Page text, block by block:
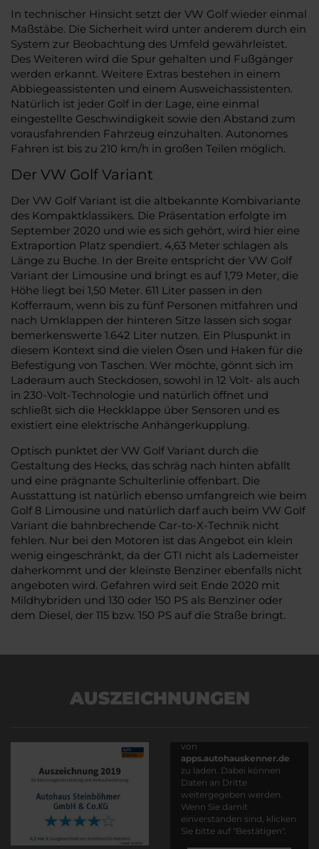
In technischer Hinsicht setzt der VW Golf wieder einmal
Maßstäbe. Die Sicherheit wird unter anderem durch ein
System zur Beobachtung des Umfeld gewährleistet.
Des Weiteren wird die Spur gehalten und Fußgänger
werden erkannt. Weitere Extras bestehen in einem
Abbiegeassistenten und einem Ausweichassistenten.
Natürlich ist jeder Golf in der Lage, eine einmal
eingestellte Geschwindigkeit sowie den Abstand zum
vorausfahrenden Fahrzeug einzuhalten. Autonomes
Fahren ist bis zu 210 km/h in großen Teilen möglich.
Der VW Golf Variant
Der VW Golf Variant ist die altbekannte Kombivariante
des Kompaktklassikers. Die Präsentation erfolgte im
September 2020 und wie es sich gehört, wird hier eine
Extraportion Platz spendiert. 4,63 Meter schlagen als
Länge zu Buche. In der Breite entspricht der VW Golf
Variant der Limousine und bringt es auf 1,79 Meter, die
Höhe liegt bei 1,50 Meter. 611 Liter passen in den
Kofferraum, wenn bis zu fünf Personen mitfahren und
nach Umklappen der hinteren Sitze lassen sich sogar
bemerkenswerte 1.642 Liter nutzen. Ein Pluspunkt in
diesem Kontext sind die vielen Ösen und Haken für die
Befestigung von Taschen. Wer möchte, gönnt sich im
Laderaum auch Steckdosen, sowohl in 12 Volt- als auch
in 230-Volt-Technologie und natürlich öffnet und
schließt sich die Heckklappe über Sensoren und es
existiert eine elektrische Anhängerkupplung.
Optisch punktet der VW Golf Variant durch die
Gestaltung des Hecks, das schräg nach hinten abfällt
und eine prägnante Schulterlinie offenbart. Die
Ausstattung ist natürlich ebenso umfangreich wie beim
Golf 8 Limousine und natürlich darf auch beim VW Golf
Variant die bahnbrechende Car-to-X-Technik nicht
fehlen. Nur bei den Motoren ist das Angebot ein klein
wenig eingeschränkt, da der GTI nicht als Lademeister
daherkommt und der kleinste Benziner ebenfalls nicht
angeboten wird. Gefahren wird seit Ende 2020 mit
Mildhybriden und 130 oder 150 PS als Benziner oder
dem Diesel, der 115 bzw. 150 PS auf die Straße bringt.
AUSZEICHNUNGEN
von
apps.autohauskenner.de
zu laden. Dabei können
Daten an Dritte
weitergegeben werden.
Wenn Sie damit
einverstanden sind, klicken
Sie bitte auf "Bestätigen".